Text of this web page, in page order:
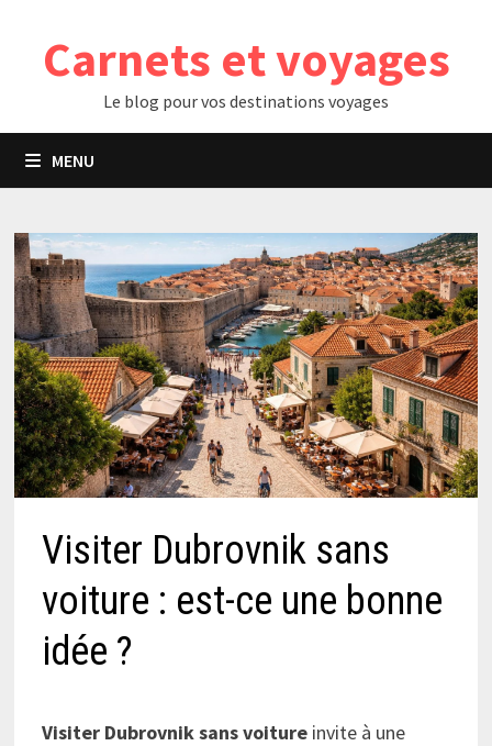
contenuCarnets et voyages
Le blog pour vos destinations voyages
MENU
Visiter Dubrovnik sans
voiture : est-ce une bonne
idée ?
Visiter Dubrovnik sans voiture invite à une